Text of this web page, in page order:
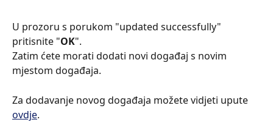
U prozoru s porukom "updated successfully"
pritisnite "OK".
Zatim ćete morati dodati novi događaj s novim
mjestom događaja.
Za dodavanje novog događaja možete vidjeti upute
ovdje.